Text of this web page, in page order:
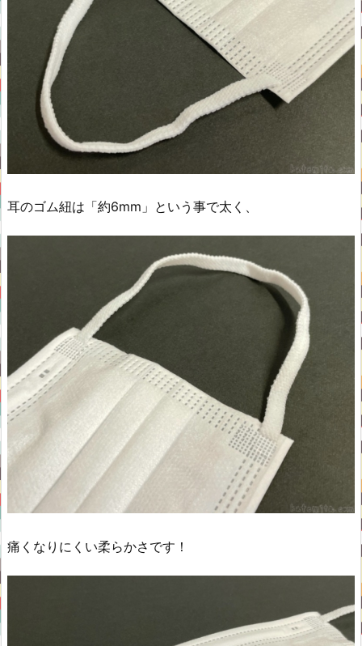
耳のゴム紐は「約6mm」という事で太く、
痛くなりにくい柔らかさです！